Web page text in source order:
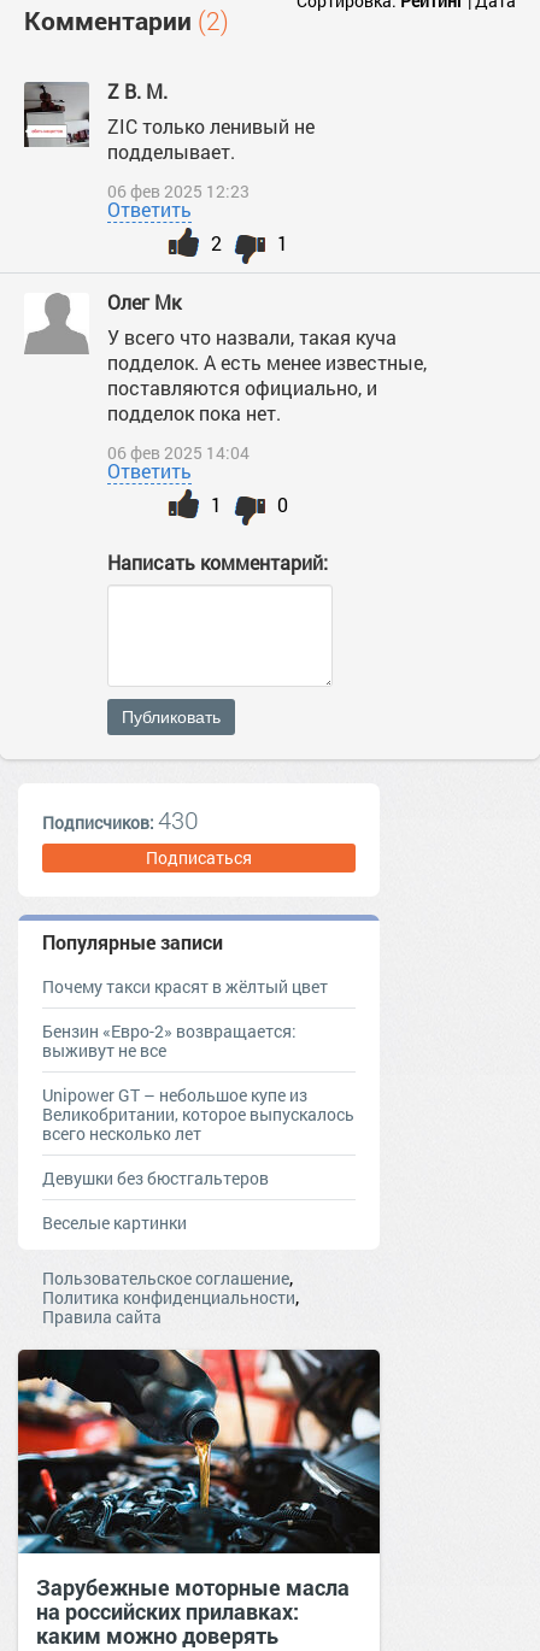
Комментарии (2)
Z В. М.
ZIC только ленивый не
подделывает.
06 фев 2025 12:23
Ответить
1
2
Олег Мк
У всего что назвали, такая куча
подделок. А есть менее известные,
поставляются официально, и
подделок пока нет.
06 фев 2025 14:04
Ответить
0
1
Написать комментарий:
Публиковать
Подписчиков: 430
Подписаться
Популярные записи
Почему такси красят в жёлтый цвет
Бензин «Евро-2» возвращается:
выживут не все
Unipower GT – небольшое купе из
Великобритании, которое выпускалось
всего несколько лет
Девушки без бюстгальтеров
Веселые картинки
Пользовательское соглашение,
Политика конфиденциальности,
Правила сайта
Зарубежные моторные масла
на российских прилавках:
каким можно доверять